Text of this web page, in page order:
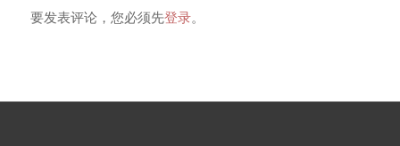
要发表评论，您必须先登录。